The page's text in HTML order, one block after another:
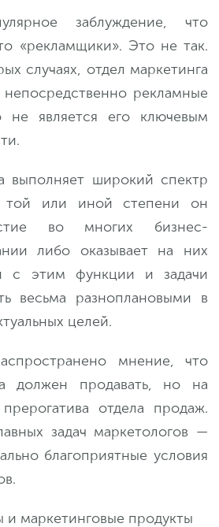
заблуждение, что
«рекламщики». Это не так.
случаях, отдел маркетинга
рекламные
является его ключевым
выполняет широкий спектр
той или иной степени он
во многих бизнес-
либо оказывает на них
с этим функции и задачи
весьма разноплановыми в
целей.
мнение, что
должен продавать, но на
отдела продаж.
задач маркетологов —
благоприятные условия
и маркетинговые продукты